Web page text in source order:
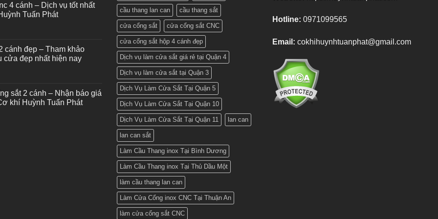
4 cánh – Dịch vụ tốt nhất
Tuấn Phát
cánh đẹp – Tham khảo
cửa đẹp nhất hiện nay
sắt 2 cánh – Nhận báo giá
khí Huỳnh Tuấn Phát
cầu thang lan can cầu thang sắt
cửa cổng sắt cửa cổng sắt CNC
cửa cổng sắt hộp 4 cánh đẹp
Dịch vụ làm cửa sắt giá rẻ tại Quận 4
Dịch vụ làm cửa sắt tại Quận 3
Dịch Vụ Làm Cửa Sắt Tại Quận 5
Dịch Vụ Làm Cửa Sắt Tại Quận 10
Dịch Vụ Làm Cửa Sắt Tại Quận 11 lan can
lan can sắt
Làm Cầu Thang inox Tại Bình Dương
Làm Cầu Thang inox Tại Thủ Dầu Một
làm cầu thang lan can
Làm Cửa Cổng inox CNC Tại Thuận An
làm cửa cổng sắt CNC
Hotline: 0971099565
Email: cokhihuynhtuanphat@gmail.com